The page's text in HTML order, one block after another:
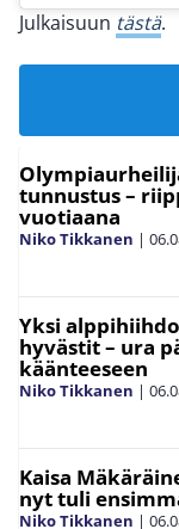
Julkaisuun tästä.
tunnustus –
vuotiaana
Niko Tikkanen |
Yksi
hyvästit – ura
käänteeseen
Niko Tikkanen |
Kaisa
nyt tuli
Niko Tikkanen |